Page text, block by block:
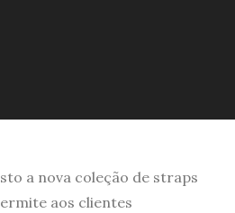
a nova coleção de straps
aos clientes